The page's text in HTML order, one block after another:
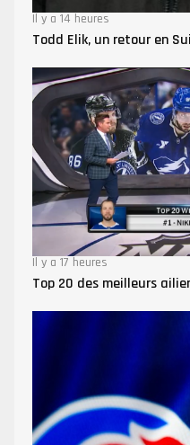
Il y a 14 heures
Todd Elik, un retour en
Il y a 17 heures
Top 20 des meilleurs